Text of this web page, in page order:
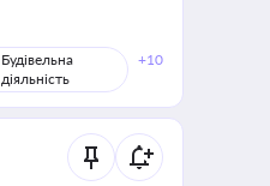
Будівельна
діяльність
+10